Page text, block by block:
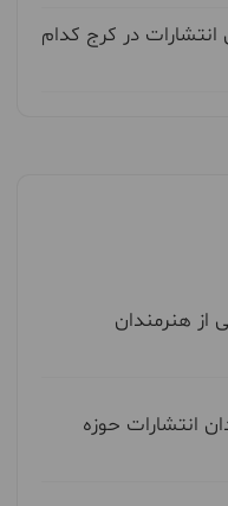
در کرج کدام
از هنرمندان
انتشارات حوزه